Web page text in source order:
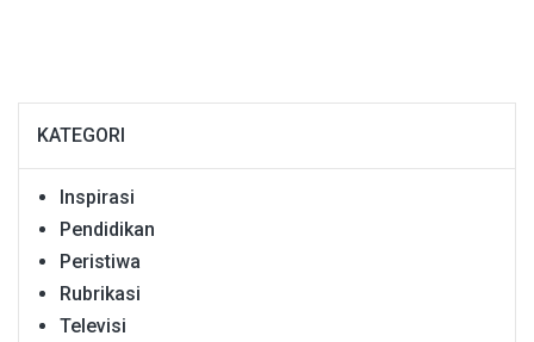
KATEGORI
Inspirasi
Pendidikan
Peristiwa
Rubrikasi
Televisi